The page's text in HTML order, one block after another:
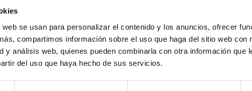
se usan para personalizar el contenido y los anuncios, ofrecer
compartimos información sobre el uso que haga del sitio web con
y análisis web, quienes pueden combinarla con otra información que
del uso que haya hecho de sus servicios.